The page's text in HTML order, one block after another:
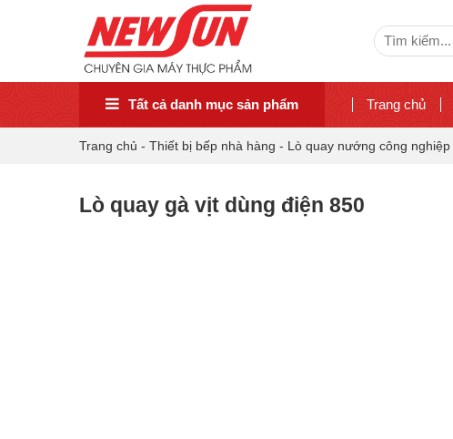
Search
Tất cả danh mục sản phẩm Trang chủ
Trang chủ - Thiết bị bếp nhà hàng - Lò quay nướng công nghiệp
Lò quay gà vịt dùng điện 850